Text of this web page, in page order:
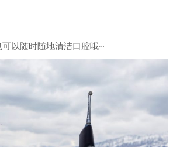
可以随时随地清洁口腔哦~